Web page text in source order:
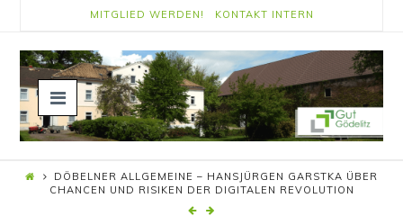
MITGLIED WERDEN! KONTAKT INTERN
Navigation
DÖBELNER ALLGEMEINE – HANSJÜRGEN GARSTKA ÜBER
CHANCEN UND RISIKEN DER DIGITALEN REVOLUTION